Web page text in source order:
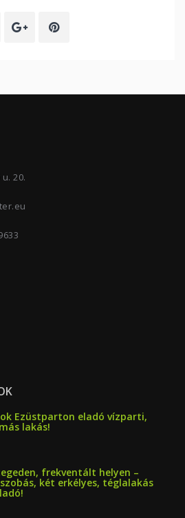
20.
Ezüstparton eladó vízparti,
lakás!
frekventált helyen –
két erkélyes, téglalakás